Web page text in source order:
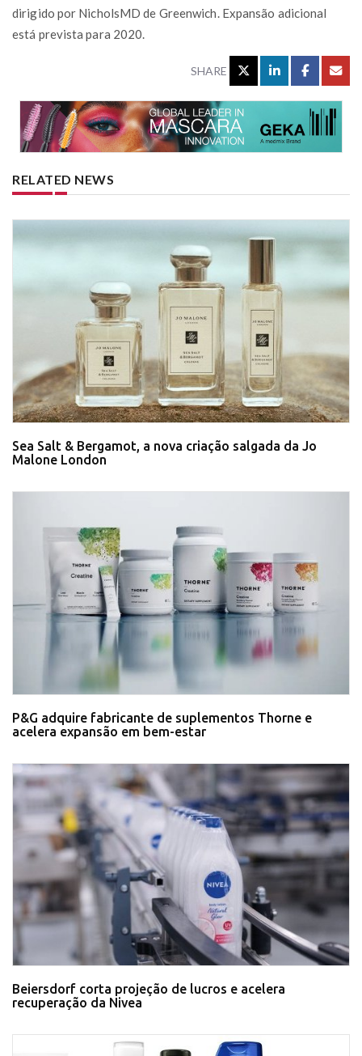
dirigido por NicholsMD de Greenwich. Expansão adicional
está prevista para 2020.
SHARE
RELATED NEWS
Sea Salt & Bergamot, a nova criação salgada da Jo
Malone London
P&G adquire fabricante de suplementos Thorne e
acelera expansão em bem-estar
Beiersdorf corta projeção de lucros e acelera
recuperação da Nivea